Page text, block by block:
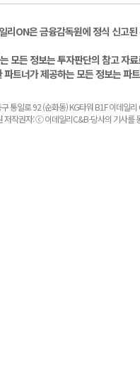
리ON은 금융감독원에 정식 신고
모든 정보는 투자판단의 참고 자
파트너가 제공하는 모든 정보는 파
통일로 92 (순화동) KG타워 B1F 이데일
저작권자: ⓒ 이데일리C&B-당사의 기사를